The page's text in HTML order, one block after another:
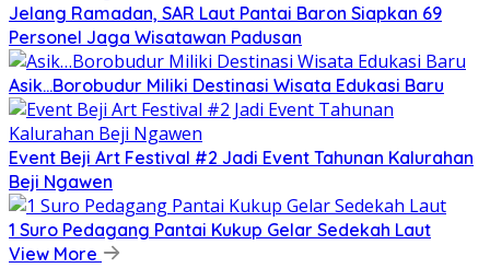
Jelang Ramadan, SAR Laut Pantai Baron Siapkan 69
Personel Jaga Wisatawan Padusan
Asik…Borobudur Miliki Destinasi Wisata Edukasi Baru
Event Beji Art Festival #2 Jadi Event Tahunan Kalurahan
Beji Ngawen
1 Suro Pedagang Pantai Kukup Gelar Sedekah Laut
View More